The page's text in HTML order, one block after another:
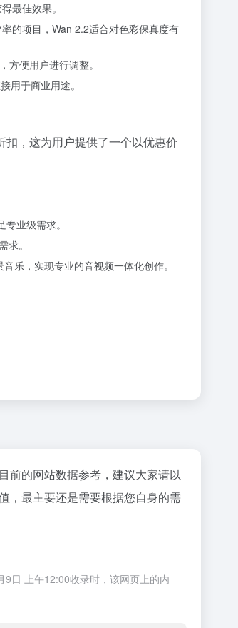
最佳效果。
的项目，Wan 2.2适合对色彩保真度有
便用户进行调整。
用于商业用途。
，这为用户提供了一个以优惠价
业级需求。
。
乐，实现专业的音视频一体化创作。
前的网站数据参考，建议大家请以
，最主要还是需要根据您自身的需
日 上午12:00收录时，该网页上的内